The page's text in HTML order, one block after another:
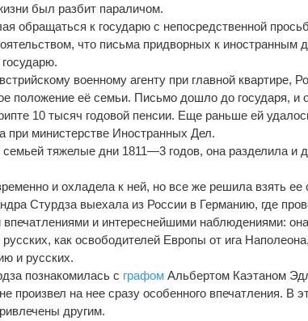
был разбит параличом.
обращаться к государю с непосредственной
что письма придворных к иностранным
военному агенту при главной квартире,
положение её семьи. Письмо дошло до государя, и
10 тысяч годовой пенсии. Еще раньше ей
при министерстве Иностранных Дел.
тяжелые дни 1811—3 годов, она разделила и
и охладела к ней, но все же решила взять ее
Стурдза выехала из России в Германию, где
впечатлениями и интереснейшими наблюдениями:
как освободителей Европы от ига
и русских.
познакомилась с графом Альбертом Каэтаном
произвел на нее сразу особенного впечатления. В
другим.